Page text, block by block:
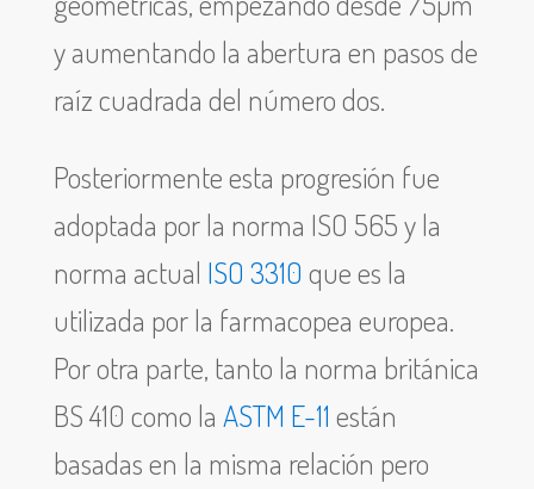
y aumentando la abertura en pasos de
raíz cuadrada del número dos.
Posteriormente esta progresión fue
adoptada por la norma ISO 565 y la
norma actual ISO 3310 que es la
utilizada por la farmacopea europea.
Por otra parte, tanto la norma británica
BS 410 como la ASTM E-11 están
basadas en la misma relación pero